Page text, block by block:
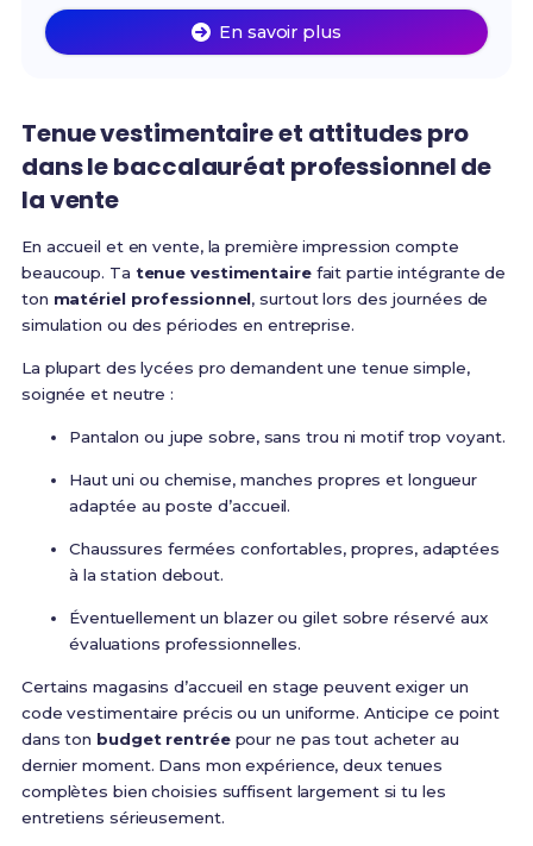
En savoir plus
Tenue vestimentaire et attitudes pro
dans le baccalauréat professionnel de
la vente
En accueil et en vente, la première impression compte
beaucoup. Ta tenue vestimentairefait partie intégrante de
ton matériel professionnel, surtout lors des journées de
simulation ou des périodes en entreprise.
La plupart des lycées pro demandent une tenue simple,
soignée et neutre :
Pantalon ou jupe sobre, sans trou ni motif trop voyant.
Haut uni ou chemise, manches propres et longueur
adaptée au poste d’accueil.
Chaussures fermées confortables, propres, adaptées
à la station debout.
Éventuellement un blazer ou gilet sobre réservé aux
évaluations professionnelles.
Certains magasins d’accueil en stage peuvent exiger un
code vestimentaire précis ou un uniforme. Anticipe ce point
dans ton budget rentréepour ne pas tout acheter au
dernier moment. Dans mon expérience, deux tenues
complètes bien choisies suffisent largement si tu les
entretiens sérieusement.